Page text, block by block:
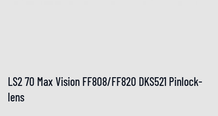
LS2 70 Max Vision FF808/FF820 DKS521 Pinlock-
lens